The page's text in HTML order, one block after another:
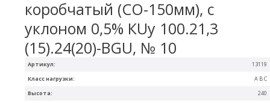
Артикул: 13119
Высота: 240
Класс нагрузки: A B C
коробчатый (СО-150мм), с
уклоном 0,5% КUу 100.21,3
(15).24(20)-BGU, № 10